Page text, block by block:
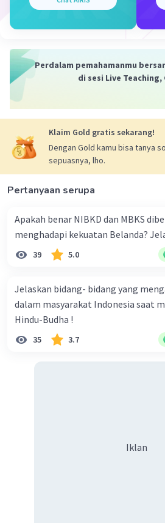
Perdalam pemahamanmu
di sesi Live Teaching,
Klaim Gold gratis sekarang!
Dengan Gold kamu bisa tanya
sepuasnya, lho.
Pertanyaan serupa
Apakah benar NIBKD dan MBKS
menghadapi kekuatan Belanda?
39 5.0
Jelaskan bidang- bidang yang
dalam masyarakat Indonesia saat
Hindu-Budha !
35 3.7
Iklan